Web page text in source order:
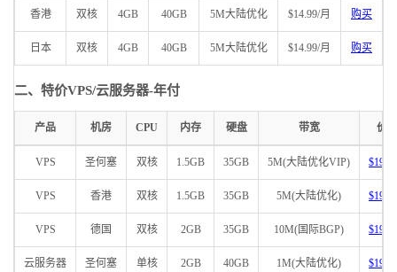
香港 双核 4GB 40GB 5M大陆优化 $14.99/月 购买
日本 双核 4GB 40GB 5M大陆优化 $14.99/月 购买
二、特价VPS/云服务器-年付
产品 机房 CPU 内存 硬盘 带宽 价格
VPS 圣何塞 双核 1.5GB 35GB 5M(大陆优化VIP)
VPS 香港 双核 1.5GB 35GB 5M(大陆优化)
VPS 德国 双核 2GB 35GB 10M(国际BGP)
云服务器 圣何塞 单核 2GB 40GB 1M(大陆优化)